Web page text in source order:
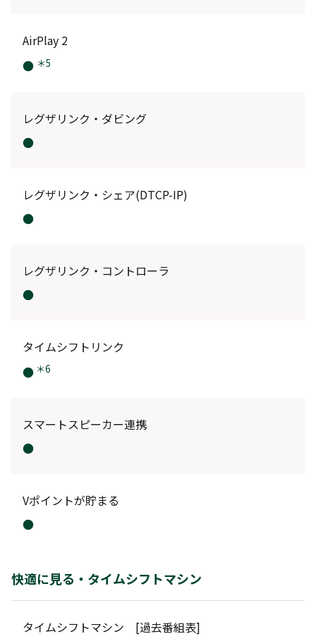
AirPlay 2
● ＊5
レグザリンク・ダビング
●
レグザリンク・シェア(DTCP-IP)
●
レグザリンク・コントローラ
●
タイムシフトリンク
● ＊6
スマートスピーカー連携
●
Vポイントが貯まる
●
快適に見る・タイムシフトマシン
タイムシフトマシン [過去番組表]